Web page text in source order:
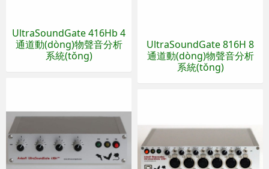
UltraSoundGate 416Hb 4
通道動(dòng)物聲音分析
系統(tǒng)
UltraSoundGate 816H 8
通道動(dòng)物聲音分析
系統(tǒng)